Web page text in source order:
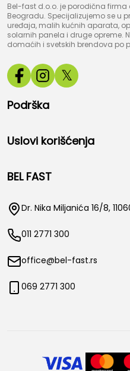
Bel-fast d.o.o. je porodična firma
Beogradu. Specijalizujemo se u
uređaja, malih kućnih aparata,
solarnih panela i druge opreme.
domaćih i svetskih brendova po
𝕏
Podrška
Uslovi korišćenja
BEL FAST
Dr. Nika Miljanića 16/8,
011 2771 300
office@bel-fast.rs
069 2771 300